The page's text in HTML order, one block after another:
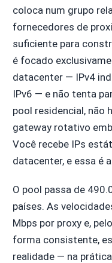
coloca num grupo
fornecedores de
suficiente para
é focado
datacenter — IPv4
IPv6 — e não tenta
pool residencial, não
gateway rotativo
Você recebe IPs
datacenter, e essa é
O pool passa de
países. As
Mbps por proxy e,
forma consistente,
realidade — na